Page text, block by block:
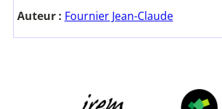
Auteur : Fournier Jean-Claude